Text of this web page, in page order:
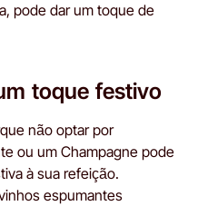
pode dar um toque de
toque festivo
não optar por
ou um Champagne pode
à sua refeição.
espumantes